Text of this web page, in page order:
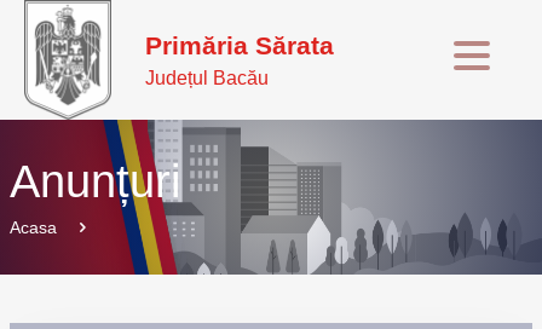
Primăria Sărata
Județul Bacău
Anunțuri
Acasa